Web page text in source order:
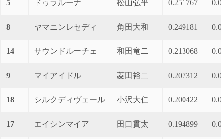
5 ドゥラルーナ 松山弘平 0.251767
8 ヤマニンレセディ 角田大和 0.249181
14 サウンドルーチェ 和田竜二 0.213068
9 マイアイドル 菱田裕二 0.207312
18 シルクディヴェール 小沢大仁 0.200422
17 エイシンマイア 田口貫太 0.194899